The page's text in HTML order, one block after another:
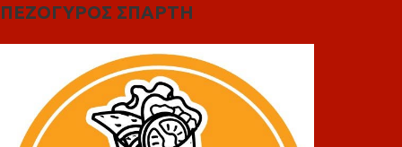
ΠΕΖΟΓΥΡΟΣ ΣΠΑΡΤΗ